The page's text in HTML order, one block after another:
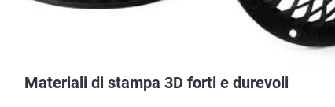
Materiali di stampa 3D forti e durevoli